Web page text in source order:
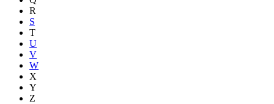
R
S
T
U
V
W
X
Y
Z